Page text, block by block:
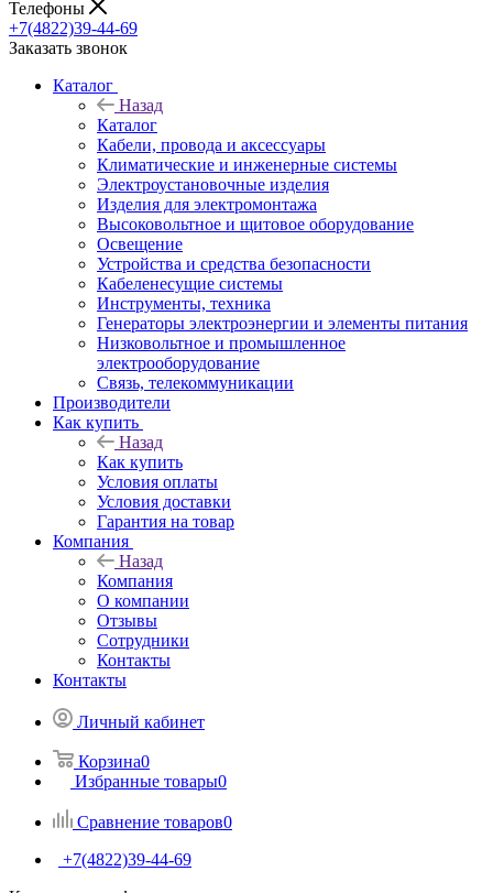
Телефоны
+7(4822)39-44-69
Заказать звонок
Каталог
Назад
Каталог
Кабели, провода и аксессуары
Климатические и инженерные системы
Электроустановочные изделия
Изделия для электромонтажа
Высоковольтное и щитовое оборудование
Освещение
Устройства и средства безопасности
Кабеленесущие системы
Инструменты, техника
Генераторы электроэнергии и элементы питания
Низковольтное и промышленное
электрооборудование
Связь, телекоммуникации
Производители
Как купить
Назад
Как купить
Условия оплаты
Условия доставки
Гарантия на товар
Компания
Назад
Компания
О компании
Отзывы
Сотрудники
Контакты
Контакты
Личный кабинет
Корзина0
Избранные товары0
Сравнение товаров0
+7(4822)39-44-69